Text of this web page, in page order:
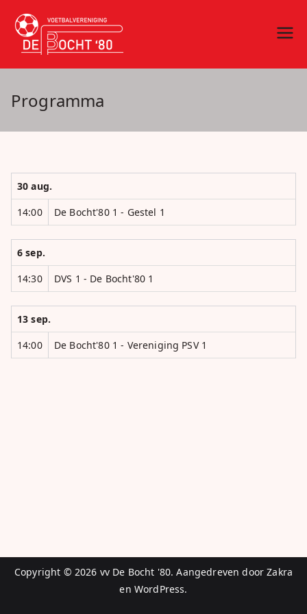
naar
inhoud
vv De Bocht
Programma
30 aug.
14:00
De Bocht'80 1 - Gestel 1
6 sep.
14:30
DVS 1 - De Bocht'80 1
13 sep.
14:00
De Bocht'80 1 - Vereniging PSV 1
Copyright © 2026 vv De Bocht '80. Aangedreven doorZakra
en WordPress.